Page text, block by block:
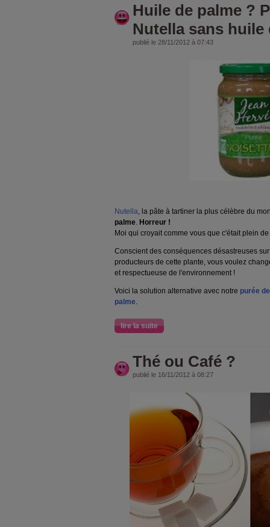
Huile de palme ?
Nutella sans huile
publié le 28/11/2012 à 07:43
Nutella, la pâte à tartiner la plus célèbre du
palme. Horreur !
Moi qui croyait comme vous que c'était plein
Conscient des conséquences désastreuses
producteurs de cette plante, vous voulez
et respectueuse de l'environnement !
Voici la solution alternative avec notre purée
palme.
lire la suite
Thé ou Café ?
publié le 16/11/2012 à 08:27